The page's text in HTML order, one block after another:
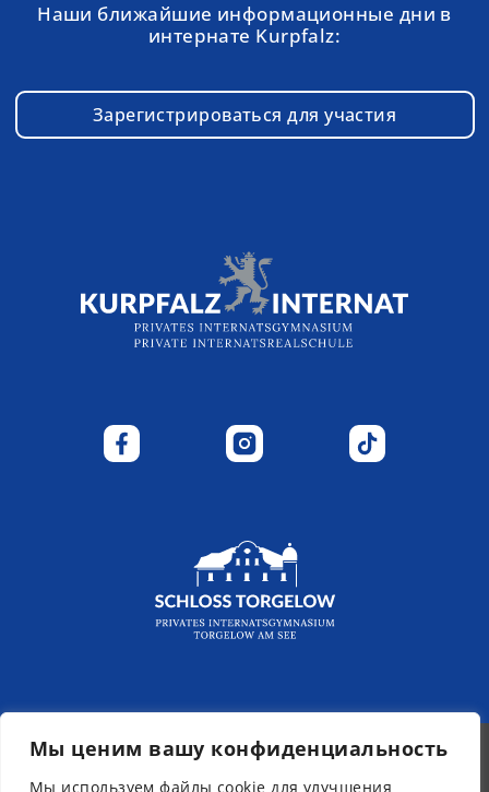
Мы ценим вашу конфиденциальность
Мы используем файлы cookie для улучшения
Наши ближайшие информационные дни в
интернате Kurpfalz:
Зарегистрироваться для участия